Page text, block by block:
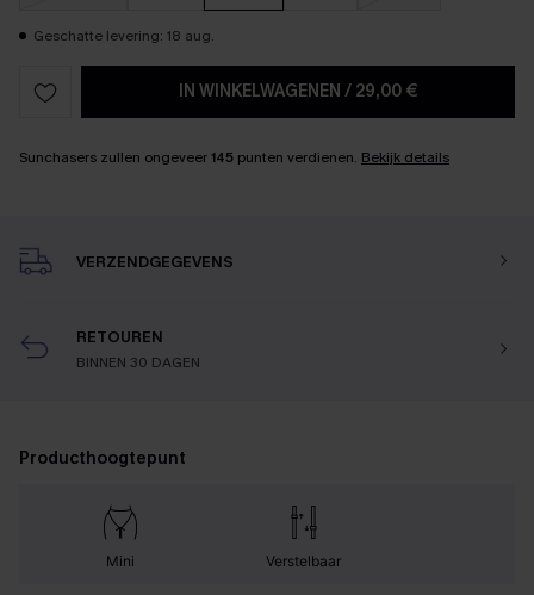
Geschatte levering: 18 aug.
IN WINKELWAGENEN / 29,00 €
Sunchasers zullen ongeveer145 punten verdienen. Bekijk details
VERZENDGEGEVENS
RETOUREN
BINNEN 30 DAGEN
Producthoogtepunt
Mini Verstelbaar